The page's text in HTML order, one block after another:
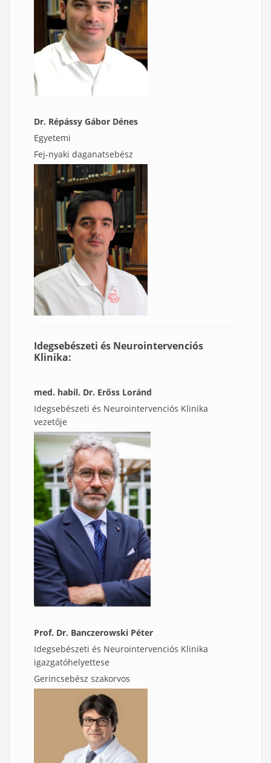
Dr. Répássy Gábor Dénes
Egyetemi
Fej-nyaki daganatsebész
Idegsebészeti és Neurointervenciós
Klinika:
med. habil. Dr. Erőss Loránd
Idegsebészeti és Neurointervenciós Klinika
vezetője
Prof. Dr. Banczerowski Péter
Idegsebészeti és Neurointervenciós Klinika
igazgatóhelyettese
Gerincsebész szakorvos